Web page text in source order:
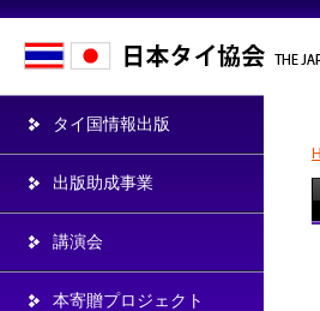
タイ国情報出版
出版助成事業
講演会
本寄贈プロジェクト